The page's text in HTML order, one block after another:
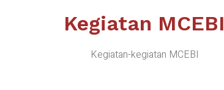
Kegiatan MCEBI
Kegiatan-kegiatan MCEBI